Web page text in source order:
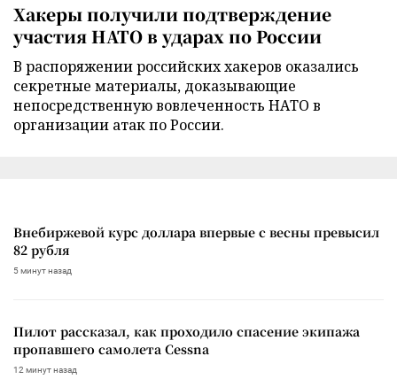
Хакеры получили подтверждение
участия НАТО в ударах по России
В распоряжении российских хакеров оказались
секретные материалы, доказывающие
непосредственную вовлеченность НАТО в
организации атак по России.
Внебиржевой курс доллара впервые с весны превысил
82 рубля
5 минут назад
Пилот рассказал, как проходило спасение экипажа
пропавшего самолета Cessna
12 минут назад